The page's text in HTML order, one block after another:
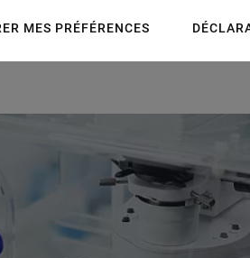
MES PRÉFÉRENCES
fit into the application and
that are set by the